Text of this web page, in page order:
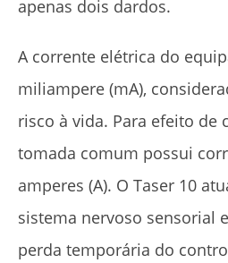
apenas dois dardos.
A corrente elétrica do
miliampere (mA),
risco à vida. Para efeito de
tomada comum possui
amperes (A). O Taser 10
sistema nervoso sensorial
perda temporária do